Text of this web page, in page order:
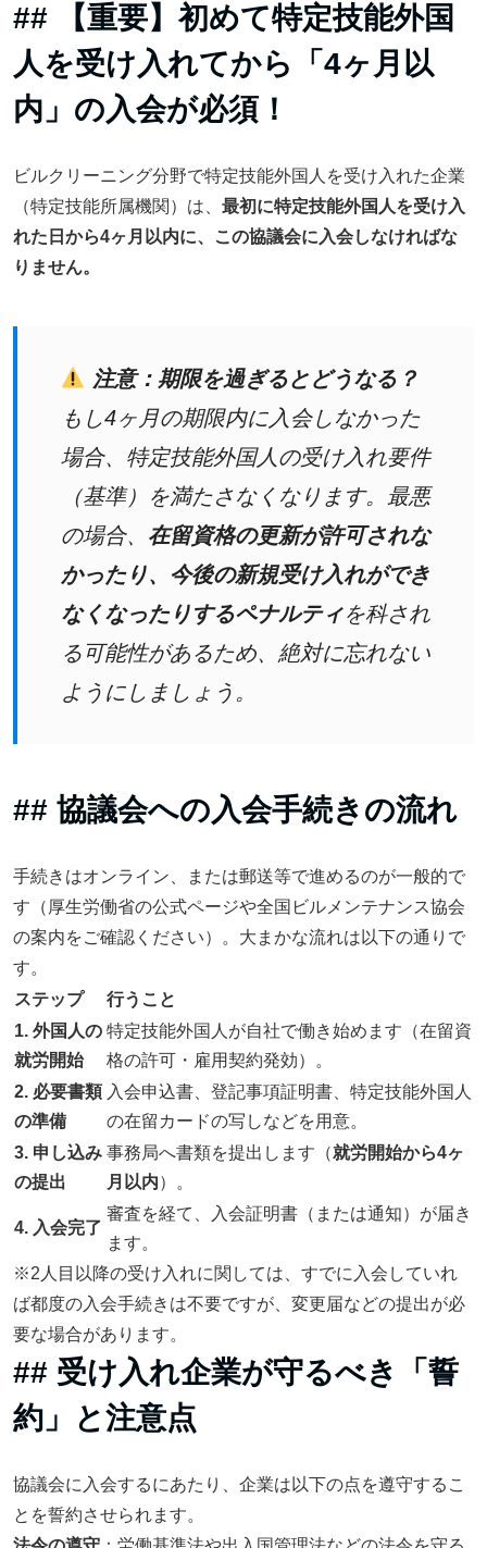
## 【重要】初めて特定技能外国
人を受け入れてから「4ヶ月以
内」の入会が必須！
ビルクリーニング分野で特定技能外国人を受け入れた企業
（特定技能所属機関）は、 最初に特定技能外国人を受け入
れた日から4ヶ月以内に、この協議会に入会しなければな
りません。
注意：期限を過ぎるとどうなる？
もし4ヶ月の期限内に入会しなかった
場合、特定技能外国人の受け入れ要件
（基準）を満たさなくなります。最悪
の場合、 在留資格の更新が許可されな
かったり、今後の新規受け入れができ
なくなったりするペナルティを科され
る可能性があるため、絶対に忘れない
ようにしましょう。
## 協議会への入会手続きの流れ
手続きはオンライン、または郵送等で進めるのが一般的で
す（厚生労働省の公式ページや全国ビルメンテナンス協会
の案内をご確認ください）。大まかな流れは以下の通りで
す。
ステップ
行うこと
1. 外国人の
就労開始
特定技能外国人が自社で働き始めます（在留資
格の許可・雇用契約発効）。
2. 必要書類
の準備
入会申込書、登記事項証明書、特定技能外国人
の在留カードの写しなどを用意。
3. 申し込み
の提出
事務局へ書類を提出します（就労開始から4ヶ
月以内）。
4. 入会完了
審査を経て、入会証明書（または通知）が届き
ます。
※2人目以降の受け入れに関しては、すでに入会していれ
ば都度の入会手続きは不要ですが、変更届などの提出が必
要な場合があります。
## 受け入れ企業が守るべき「誓
約」と注意点
協議会に入会するにあたり、企業は以下の点を遵守するこ
とを誓約させられます。